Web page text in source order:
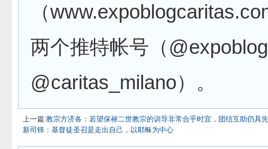
（
两个推特帐号（
@caritas_milano）。
上一篇:教宗方济各：若望保禄二世教宗的训导非常合乎时宜，团结互助仍具
新司铎：基督徒圣召是走出自己，以耶稣为中心